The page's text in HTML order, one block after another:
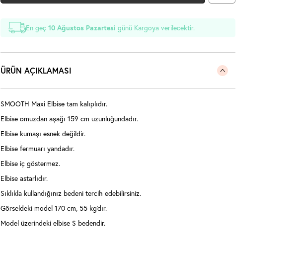
En geç10 Ağustos Pazartesi günü Kargoya verilecektir.
ÜRÜN AÇIKLAMASI
SMOOTH Maxi Elbise tam kalıplıdır.
Elbise omuzdan aşağı 159 cm uzunluğundadır.
Elbise kumaşı esnek değildir.
Elbise fermuarı yandadır.
Elbise iç göstermez.
Elbise astarlıdır.
Sıklıkla kullandığınız bedeni tercih edebilirsiniz.
Görseldeki model 170 cm, 55 kg'dır.
Model üzerindeki elbise S bedendir.